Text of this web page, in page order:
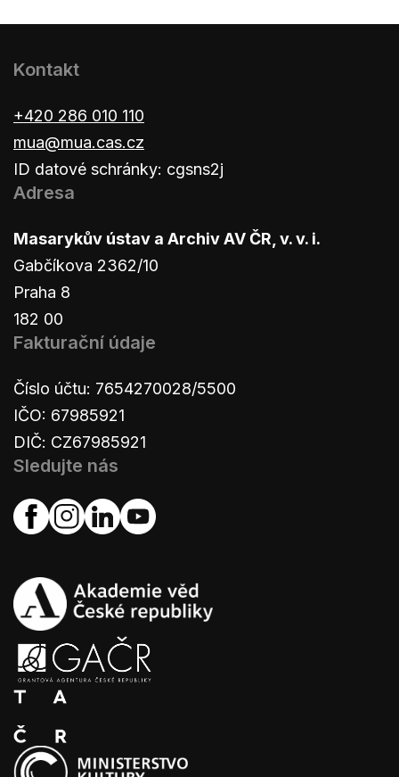
Kontakt
+420 286 010 110
mua@mua.cas.cz
ID datové schránky: cgsns2j
Adresa
Masarykův ústav a Archiv AV ČR, v. v. i.
Gabčíkova 2362/10
Praha 8
182 00
Fakturační údaje
Číslo účtu: 7654270028/5500
IČO: 67985921
DIČ: CZ67985921
Sledujte nás